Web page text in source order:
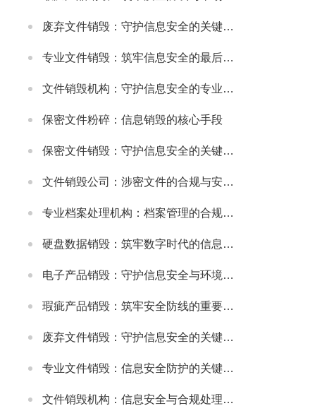
废弃文件销毁：守护信息安全的关键环节
专业文件销毁：筑牢信息安全的最后防线
文件销毁机构：守护信息安全的专业屏障
保密文件粉碎：信息销毁的核心手段
保密文件销毁：守护信息安全的关键环节
文件销毁公司：涉密文件的合规与安全销毁服务
专业档案处理机构：档案管理的合规与高效解决方案
硬盘数据销毁：筑牢数字时代的信息安全防线
电子产品销毁：守护信息安全与环境健康的重要环节
瑕疵产品销毁：筑牢安全防线的重要举措
废弃文件销毁：守护信息安全的关键防线
专业文件销毁：信息安全防护的关键环节
文件销毁机构：信息安全与合规处理的专业选择